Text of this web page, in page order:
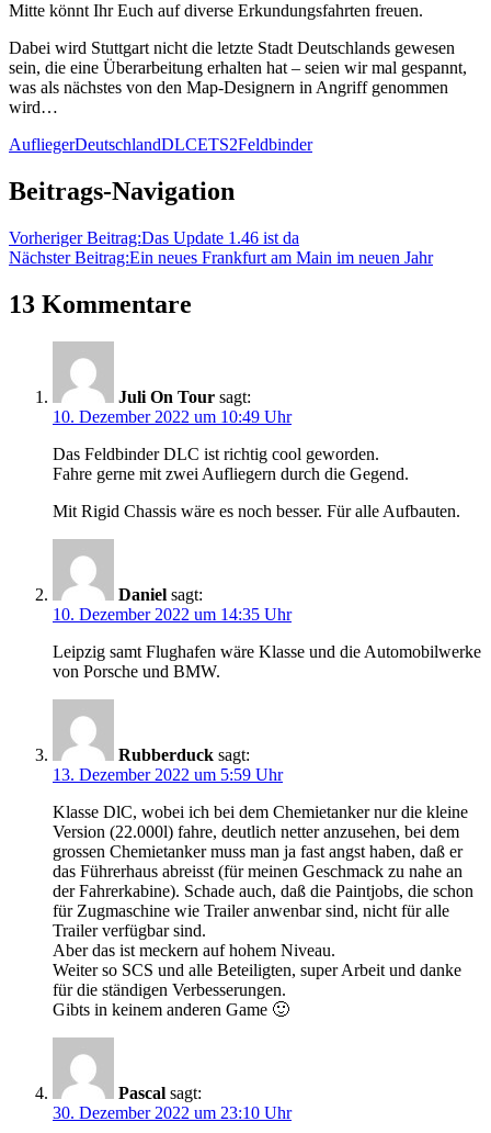
Mitte könnt Ihr Euch auf diverse Erkundungsfahrten freuen.
Dabei wird Stuttgart nicht die letzte Stadt Deutschlands gewesen
sein, die eine Überarbeitung erhalten hat – seien wir mal gespannt,
was als nächstes von den Map-Designern in Angriff genommen
wird…
AufliegerDeutschlandDLCETS2Feldbinder
Beitrags-Navigation
Vorheriger Beitrag:Das Update 1.46 ist da
Nächster Beitrag:Ein neues Frankfurt am Main im neuen Jahr
13 Kommentare
Juli On Tour sagt:
10. Dezember 2022 um 10:49 Uhr
Das Feldbinder DLC ist richtig cool geworden.
Fahre gerne mit zwei Aufliegern durch die Gegend.
Mit Rigid Chassis wäre es noch besser. Für alle Aufbauten.
Daniel sagt:
10. Dezember 2022 um 14:35 Uhr
Leipzig samt Flughafen wäre Klasse und die Automobilwerke
von Porsche und BMW.
Rubberduck sagt:
13. Dezember 2022 um 5:59 Uhr
Klasse DlC, wobei ich bei dem Chemietanker nur die kleine
Version (22.000l) fahre, deutlich netter anzusehen, bei dem
grossen Chemietanker muss man ja fast angst haben, daß er
das Führerhaus abreisst (für meinen Geschmack zu nahe an
der Fahrerkabine). Schade auch, daß die Paintjobs, die schon
für Zugmaschine wie Trailer anwenbar sind, nicht für alle
Trailer verfügbar sind.
Aber das ist meckern auf hohem Niveau.
Weiter so SCS und alle Beteiligten, super Arbeit und danke
für die ständigen Verbesserungen.
Gibts in keinem anderen Game 🙂
Pascal sagt:
30. Dezember 2022 um 23:10 Uhr